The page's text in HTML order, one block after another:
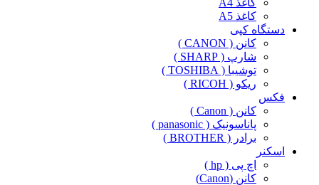
کاغذ A5
دستگاه کپی
کانن ( CANON )
شارپ ( SHARP )
توشیبا ( TOSHIBA )
ریکو ( RICOH )
فکس
کانن ( Canon )
پاناسونیک ( panasonic )
برادر ( BROTHER )
اسکنر
اچ پی ( hp )
کانن (Canon)